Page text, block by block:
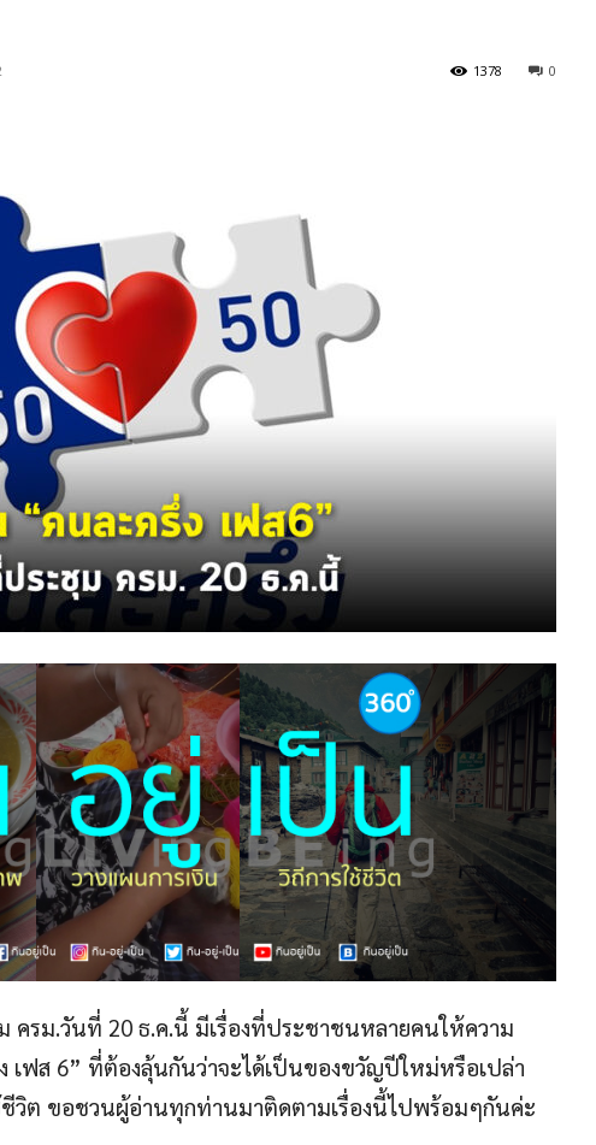
0
1378
รม.วันที่ 20 ธ.ค.นี้ มีเรื่องที่ประชาชนหลายคนให้ความ
เฟส 6” ที่ต้องลุ้นกันว่าจะได้เป็นของขวัญปีใหม่หรือเปล่า
ชีวิต ขอชวนผู้อ่านทุกท่านมาติดตามเรื่องนี้ไปพร้อมๆกันค่ะ